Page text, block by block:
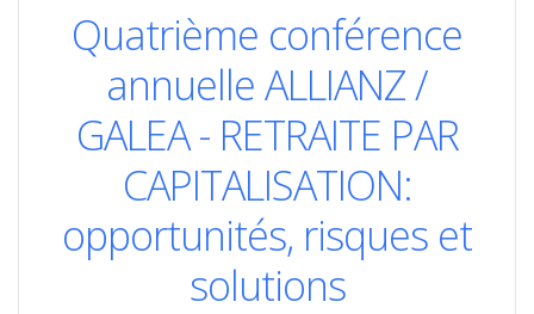
Quatrième conférence
annuelle ALLIANZ /
GALEA - RETRAITE PAR
CAPITALISATION:
opportunités, risques et
solutions